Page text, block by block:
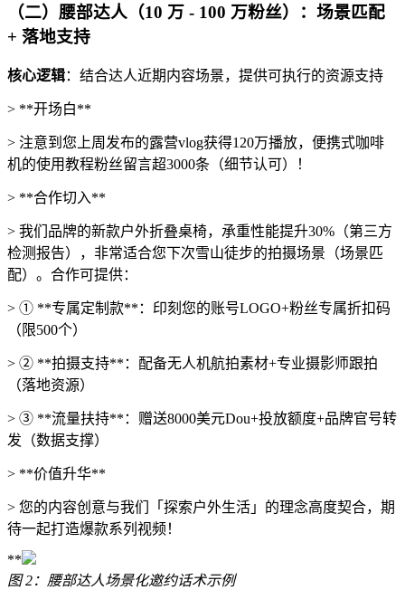
（二）腰部达人（10 万 - 100 万粉丝）：场景匹配
+ 落地支持
核心逻辑：结合达人近期内容场景，提供可执行的资源支持
> **开场白**
> 注意到您上周发布的露营vlog获得120万播放，便携式咖啡
机的使用教程粉丝留言超3000条（细节认可）！
> **合作切入**
> 我们品牌的新款户外折叠桌椅，承重性能提升30%（第三方
检测报告），非常适合您下次雪山徒步的拍摄场景（场景匹
配）。合作可提供：
> ① **专属定制款**：印刻您的账号LOGO+粉丝专属折扣码
（限500个）
> ② **拍摄支持**：配备无人机航拍素材+专业摄影师跟拍
（落地资源）
> ③ **流量扶持**：赠送8000美元Dou+投放额度+品牌官号转
发（数据支撑）
> **价值升华**
> 您的内容创意与我们「探索户外生活」的理念高度契合，期
待一起打造爆款系列视频！
**
图 2：腰部达人场景化邀约话术示例